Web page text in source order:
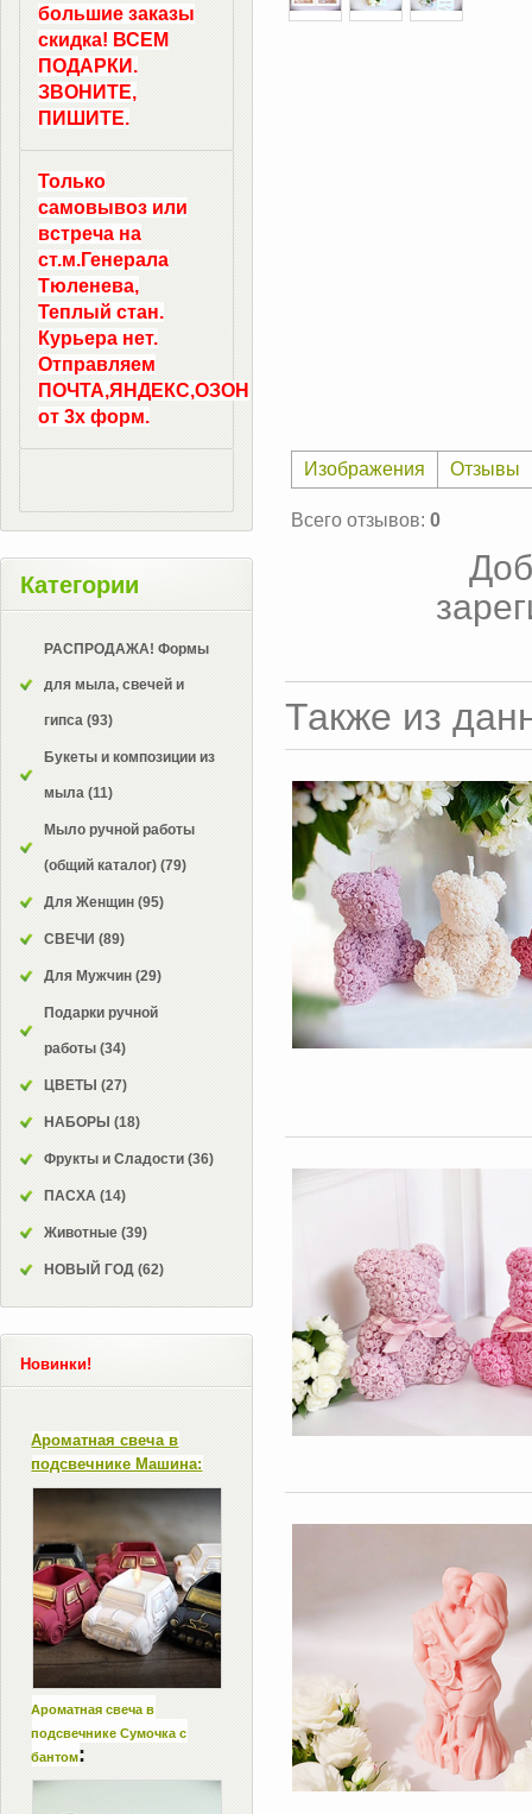
Изображения Отзывы
Всего отзывов: 0
Также из
большие заказы
скидка! ВСЕМ
ПОДАРКИ.
ЗВОНИТЕ,
ПИШИТЕ.
Только
самовывоз или
встреча на
ст.м.Генерала
Тюленева,
Теплый стан.
Курьера нет.
Отправляем
ПОЧТА,ЯНДЕКС,ОЗОН
от 3х форм.
Категории
РАСПРОДАЖА! Формы
для мыла, свечей и
гипса (93)
Букеты и композиции из
мыла (11)
Мыло ручной работы
(общий каталог) (79)
Для Женщин (95)
СВЕЧИ (89)
Для Мужчин (29)
Подарки ручной
работы (34)
ЦВЕТЫ (27)
НАБОРЫ (18)
Фрукты и Сладости (36)
ПАСХА (14)
Животные (39)
НОВЫЙ ГОД (62)
Новинки!
Ароматная свеча в
подсвечнике Машина:
Ароматная свеча в
подсвечнике Сумочка с
бантом: